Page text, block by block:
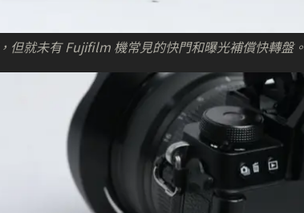
但就未有 Fujifilm 機常見的快門和曝光補償快轉盤。